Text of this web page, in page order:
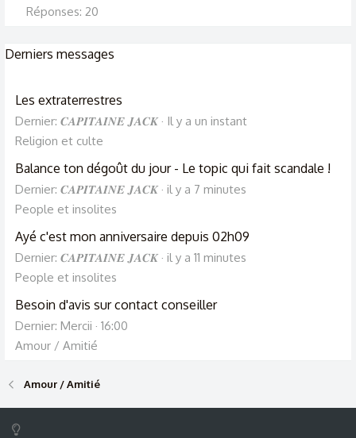
Réponses: 20
Derniers messages
Les extraterrestres
Dernier: 𝑪𝑨𝑷𝑰𝑻𝑨𝑰𝑵𝑬 𝑱𝑨𝑪𝑲
Il y a un instant
Religion et culte
Balance ton dégoût du jour - Le topic qui fait scandale !
Dernier: 𝑪𝑨𝑷𝑰𝑻𝑨𝑰𝑵𝑬 𝑱𝑨𝑪𝑲 il y a 7 minutes
People et insolites
Ayé c'est mon anniversaire depuis 02h09
Dernier: 𝑪𝑨𝑷𝑰𝑻𝑨𝑰𝑵𝑬 𝑱𝑨𝑪𝑲 il y a 11 minutes
People et insolites
Besoin d'avis sur contact conseiller
Dernier: Mercii
16:00
Amour / Amitié
Amour / Amitié